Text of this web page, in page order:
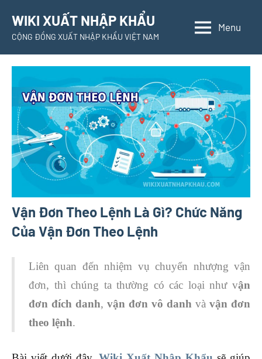
content
WIKI XUẤT NHẬP KHẨU
CỘNG ĐỒNG XUẤT NHẬP KHẨU VIỆT NAM
Menu
Vận Đơn Theo Lệnh Là Gì? Chức Năng
Của Vận Đơn Theo Lệnh
Liên quan đến nhiệm vụ chuyển nhượng vận
đơn, thì chúng ta thường có các loại như vận
đơn đích danh, vận đơn vô danh và vận đơn
theo lệnh.